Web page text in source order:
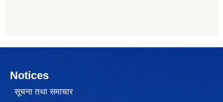
Notices
सूचना तथा समाचार